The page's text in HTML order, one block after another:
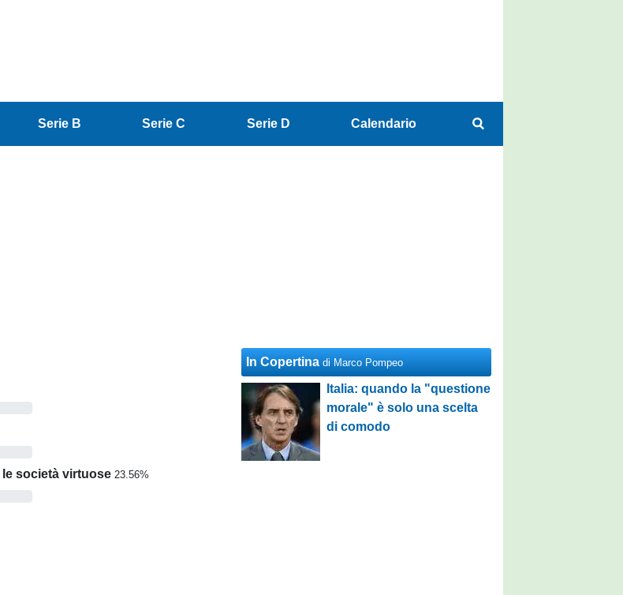
Serie B Serie C Serie D Calendario
società virtuose 23.56%
In Copertina di Marco Pompeo
Italia: quando la "questione
morale" è solo una scelta
di comodo